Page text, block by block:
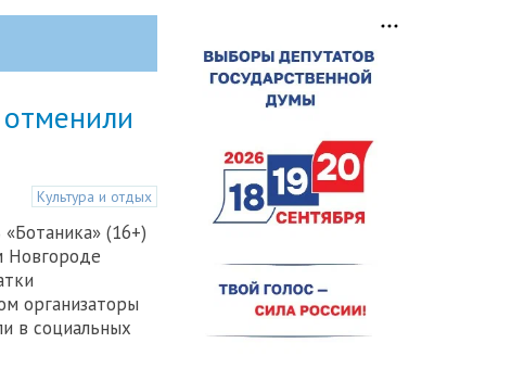
Культура и отдых
(16+)
Новгороде
организаторы
в социальных